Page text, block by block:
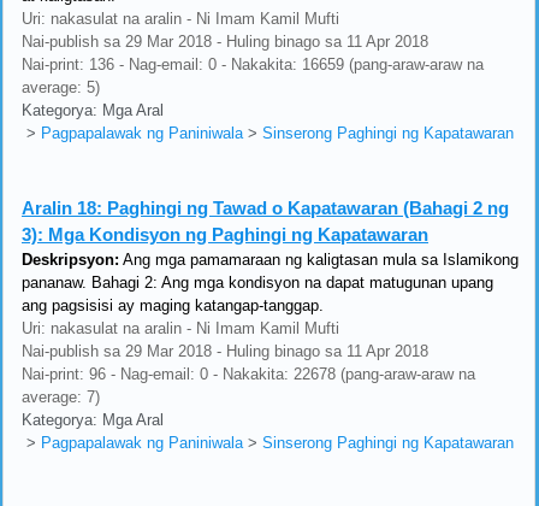
Uri: nakasulat na aralin - Ni Imam Kamil Mufti
Nai-publish sa 29 Mar 2018 - Huling binago sa 11 Apr 2018
Nai-print: 136 - Nag-email: 0 - Nakakita: 16659 (pang-araw-araw na
average: 5)
Kategorya: Mga Aral
> Pagpapalawak ng Paniniwala> Sinserong Paghingi ng Kapatawaran
Aralin 18: Paghingi ng Tawad o Kapatawaran (Bahagi 2 ng
3): Mga Kondisyon ng Paghingi ng Kapatawaran
Deskripsyon: Ang mga pamamaraan ng kaligtasan mula sa Islamikong
pananaw. Bahagi 2: Ang mga kondisyon na dapat matugunan upang
ang pagsisisi ay maging katangap-tanggap.
Uri: nakasulat na aralin - Ni Imam Kamil Mufti
Nai-publish sa 29 Mar 2018 - Huling binago sa 11 Apr 2018
Nai-print: 96 - Nag-email: 0 - Nakakita: 22678 (pang-araw-araw na
average: 7)
Kategorya: Mga Aral
> Pagpapalawak ng Paniniwala> Sinserong Paghingi ng Kapatawaran